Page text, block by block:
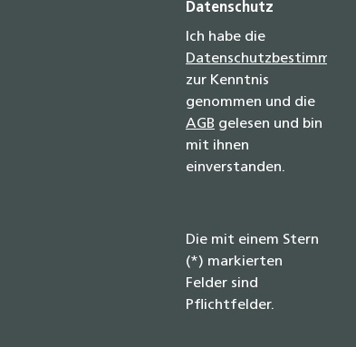
Datenschutz
Ich habe die
zur Kenntnis
genommen und die
AGB gelesen und bin
mit ihnen
einverstanden.
Die mit einem Stern
(*) markierten
Felder sind
Pflichtfelder.